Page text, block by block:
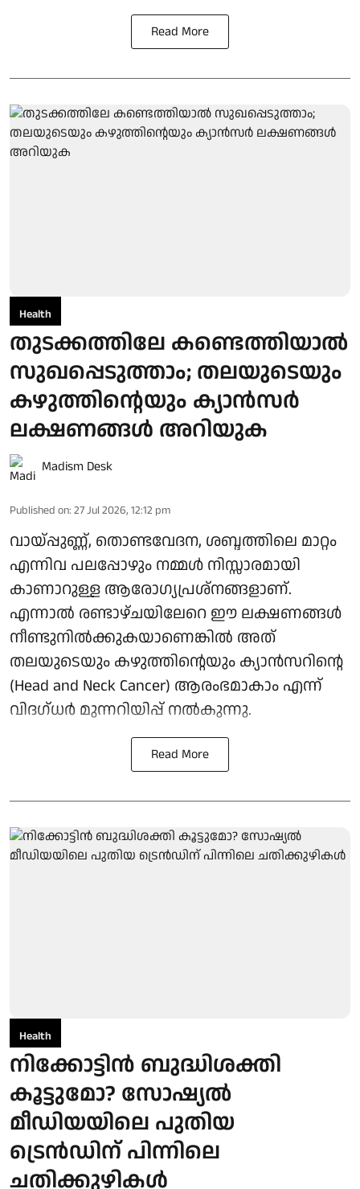
Read More
Health
തുടക്കത്തിലേ കണ്ടെത്തിയാൽ
സുഖപ്പെടുത്താം; തലയുടെയും
കഴുത്തിന്റെയും ക്യാൻസർ
ലക്ഷണങ്ങൾ അറിയുക
Madism Desk
Published on: 27 Jul 2026, 12:12 pm
വായ്പ്പുണ്ണ്, തൊണ്ടവേദന, ശബ്ദത്തിലെ മാറ്റം
എന്നിവ പലപ്പോഴും നമ്മൾ നിസ്സാരമായി
കാണാറുള്ള ആരോഗ്യപ്രശ്നങ്ങളാണ്.
എന്നാൽ രണ്ടാഴ്ചയിലേറെ ഈ ലക്ഷണങ്ങൾ
നീണ്ടുനിൽക്കുകയാണെങ്കിൽ അത്
തലയുടെയും കഴുത്തിന്റെയും ക്യാൻസറിന്റെ
(Head and Neck Cancer) ആരംഭമാകാം എന്ന്
വിദഗ്ധർ മുന്നറിയിപ്പ് നൽകുന്നു.
Read More
Health
നിക്കോട്ടിൻ ബുദ്ധിശക്തി
കൂട്ടുമോ? സോഷ്യൽ
മീഡിയയിലെ പുതിയ
ട്രെൻഡിന് പിന്നിലെ
ചതിക്കുഴികൾ